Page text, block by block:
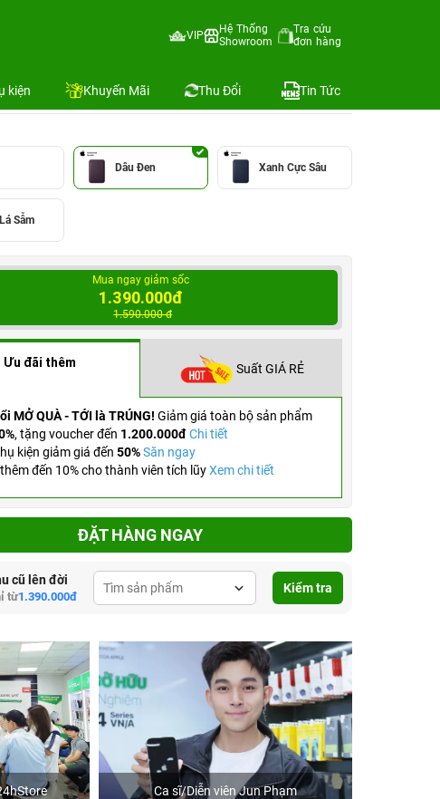
VIP
Hệ Thống
Showroom
Tra cứu
đơn hàng
kiện Khuyến Mãi Thu Đổi Tin Tức
Apple Việt Nam
Dâu Đen Xanh Cực Sâu
Sẫm
Mua ngay giảm sốc
1.390.000đ
1.590.000 đ
Ưu đãi thêm Suất GIÁ RẺ
MỞ QUÀ - TỚI là TRÚNG! Giảm giá toàn bộ sản phẩm
, tặng voucher đến 1.200.000đ Chi tiết
kiện giảm giá đến 50% Săn ngay
đến 10% cho thành viên tích lũyXem chi tiết
ĐẶT HÀNG NGAY
cũ lên đời
từ1.390.000đ
Kiểm tra
Ca sĩ/Diễn viên Jun Phạm